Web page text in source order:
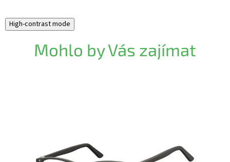
High-contrast mode
Mohlo by Vás zajímat